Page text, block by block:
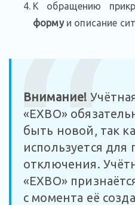
К обращению
формуи описание
Внимание!
«EXBO»
быть новой, так
используется для
отключения.
«EXBO»
с момента её